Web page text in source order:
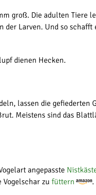
groß. Die adulten Tiere
Larven. Und so
dienen Hecken.
lassen die gefiederten
Meistens sind das
angepasste
zu füttern